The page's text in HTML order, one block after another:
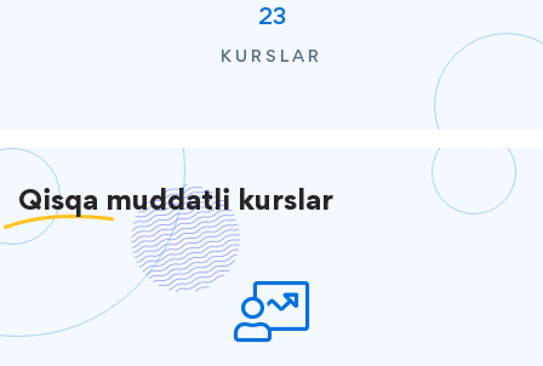
23
KURSLAR
Qisqa muddatli kurslar